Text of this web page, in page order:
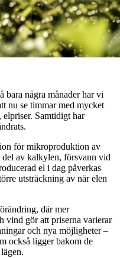
bara några månader har vi
nu se timmar med mycket
Samtidigt har
för mikroproduktion av
av kalkylen, försvann vid
el i dag påverkas
utsträckning av när elen
där mer
vind gör att priserna varierar
och nya möjligheter –
också ligger bakom de